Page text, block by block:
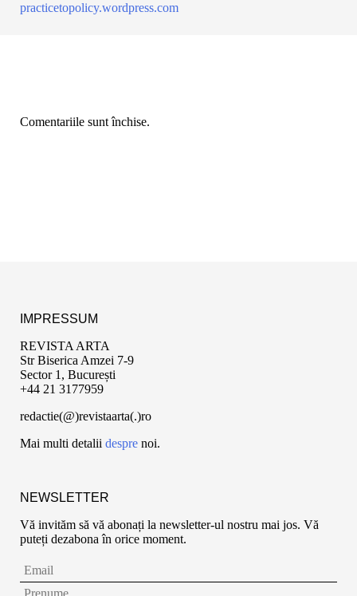
practicetopolicy.wordpress.com
Comentariile sunt închise.
IMPRESSUM
REVISTA ARTA
Str Biserica Amzei 7-9
Sector 1, București
+44 21 3177959
redactie(@)revistaarta(.)ro
Mai multi detalii despre noi.
NEWSLETTER
Vă invităm să vă abonați la newsletter-ul nostru mai jos. Vă
puteți dezabona în orice moment.